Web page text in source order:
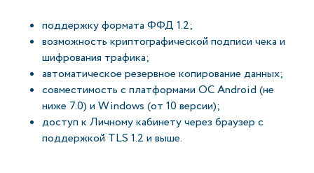
поддержку формата ФФД 1.2;
возможность криптографической подписи чека и
шифрования трафика;
автоматическое резервное копирование данных;
совместимость с платформами OС Android (не
ниже 7.0) и Windows (от 10 версии);
доступ к Личному кабинету через браузер с
поддержкой TLS 1.2 и выше.